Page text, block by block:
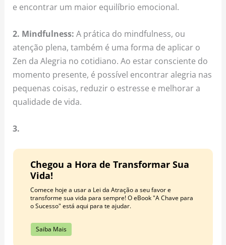
e encontrar um maior equilíbrio emocional.
2. Mindfulness: A prática do mindfulness, ou
atenção plena, também é uma forma de aplicar o
Zen da Alegria no cotidiano. Ao estar consciente do
momento presente, é possível encontrar alegria nas
pequenas coisas, reduzir o estresse e melhorar a
qualidade de vida.
3.
Chegou a Hora de Transformar Sua
Vida!
Comece hoje a usar a Lei da Atração a seu favor e
transforme sua vida para sempre! O eBook "A Chave para
o Sucesso" está aqui para te ajudar.
Saiba Mais